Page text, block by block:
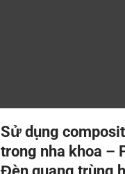
Sử dụng
trong nha khoa –